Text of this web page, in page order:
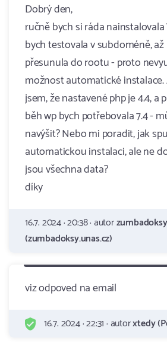
Dobrý den,
ručně bych si ráda nainstalovala
bych testovala v subdoméně,
přesunula do rootu - proto
možnost automatické instalace.
jsem, že nastavené php je 4.4, a
běh wp bych potřebovala 7.4 -
navýšit? Nebo mi poradit, jak
automatickou instalaci, ale ne
jsou všechna data?
díky
16.7. 2024 · 20:38 · autor
(zumbadoksy.unas.cz)
viz odpoved na email
16.7. 2024 · 22:31 · autorxtedy